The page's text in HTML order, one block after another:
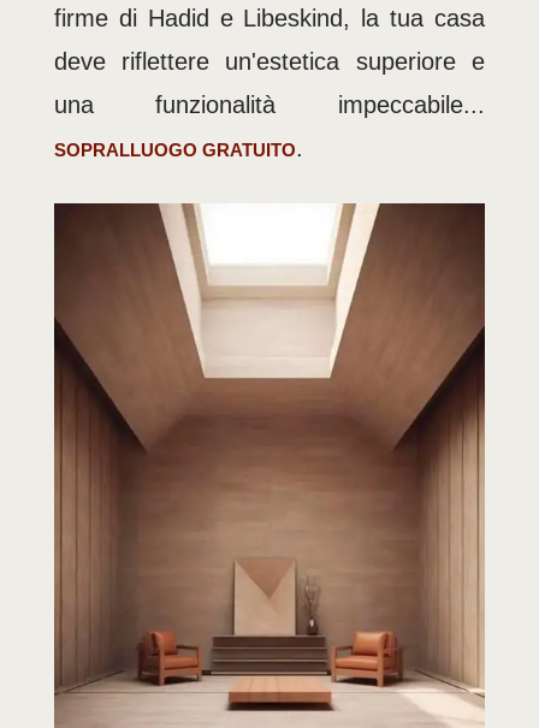
firme di Hadid e Libeskind, la tua casa
deve riflettere un'estetica superiore e
una funzionalità impeccabile...
SOPRALLUOGO GRATUITO.